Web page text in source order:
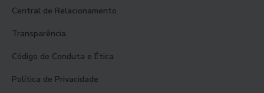
Central de Relacionamento
Transparência
Código de Conduta e Ética
Política de Privacidade